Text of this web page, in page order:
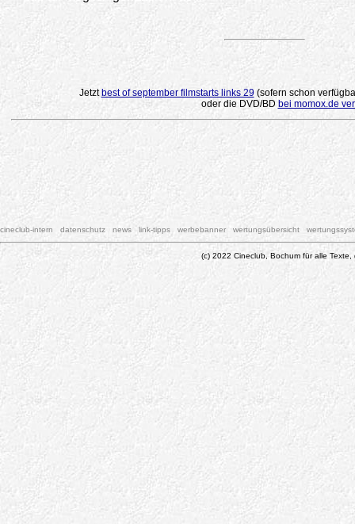
Jetzt best of september filmstarts links 29(sofern schon
oder die DVD/BD bei momox.de
cineclub-intern datenschutz news link-tipps werbebanner wertungsübersicht
(c) 2022 Cineclub, Bochum für alle